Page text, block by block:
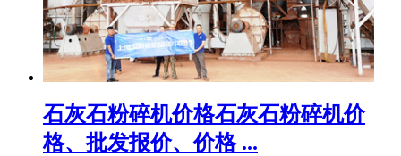
石灰石粉碎机价格石灰石粉碎机价
格、批发报价、价格 ...